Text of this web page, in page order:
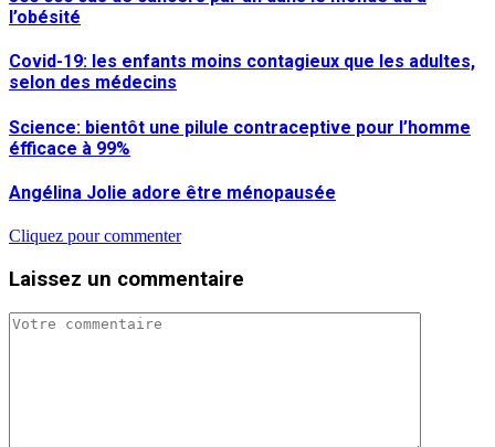
l’obésité
Covid-19: les enfants moins contagieux que les adultes,
selon des médecins
Science: bientôt une pilule contraceptive pour l’homme
éfficace à 99%
Angélina Jolie adore être ménopausée
Cliquez pour commenter
Laissez un commentaire